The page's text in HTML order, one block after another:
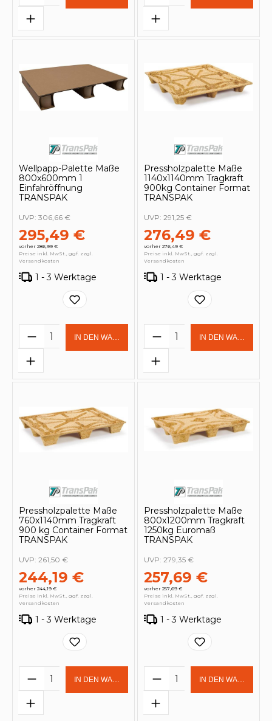
Wellpapp-Palette Maße
800x600mm 1
Einfahröffnung
TRANSPAK
295,49 €
vorher 286,99 €
UVP: 306,66 €
Preise inkl. MwSt., ggf. zzgl.
Versandkosten
1 - 3 Werktage
Produkt Anzahl: Gib den
IN DEN WARENKORB
Pressholzpalette Maße
1140x1140mm Tragkraft
900kg Container Format
TRANSPAK
276,49 €
vorher 276,49 €
UVP: 291,25 €
Preise inkl. MwSt., ggf. zzgl.
Versandkosten
1 - 3 Werktage
Produkt Anzahl:
IN DEN
Pressholzpalette Maße
760x1140mm Tragkraft
900 kg Container Format
TRANSPAK
244,19 €
vorher 244,19 €
UVP: 261,50 €
Preise inkl. MwSt., ggf. zzgl.
Versandkosten
1 - 3 Werktage
Produkt Anzahl: Gib den
IN DEN WARENKORB
Pressholzpalette Maße
800x1200mm Tragkraft
1250kg Euromaß
TRANSPAK
257,69 €
vorher 257,69 €
UVP: 279,35 €
Preise inkl. MwSt., ggf. zzgl.
Versandkosten
1 - 3 Werktage
Produkt Anzahl:
IN DEN